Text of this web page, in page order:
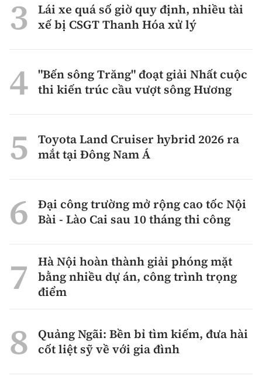
Lái xe quá số giờ quy định, nhiều tài
xế bị CSGT Thanh Hóa xử lý
"Bến sông Trăng" đoạt giải Nhất cuộc
thi kiến trúc cầu vượt sông Hương
Toyota Land Cruiser hybrid 2026 ra
mắt tại Đông Nam Á
Đại công trường mở rộng cao tốc Nội
Bài - Lào Cai sau 10 tháng thi công
Hà Nội hoàn thành giải phóng mặt
bằng nhiều dự án, công trình trọng
điểm
Quảng Ngãi: Bền bỉ tìm kiếm, đưa hài
cốt liệt sỹ về với gia đình